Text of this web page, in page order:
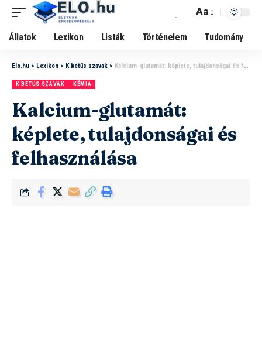
Aa
Állatok Lexikon Listák Történelem Tudomány
Elo.hu > Lexikon > K betűs szavak > Kalcium-glutamát: képlete, tulajdonságai és felhasználása
K BETŰS SZAVAK KÉMIA
Kalcium-glutamát:
képlete, tulajdonságai és
felhasználása